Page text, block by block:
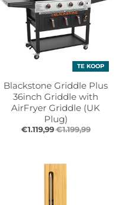
TE KOOP
Blackstone Griddle Plus
36inch Griddle with
AirFryer Griddle (UK
Plug)
€1.119,99€1.199,99